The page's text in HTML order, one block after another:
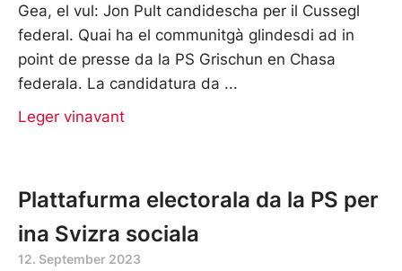
Gea, el vul: Jon Pult candidescha per il Cussegl
federal. Quai ha el communitgà glindesdi ad in
point de presse da la PS Grischun en Chasa
federala. La candidatura da
Leger vinavant
Plattafurma electorala da la PS per
ina Svizra sociala
12. September 2023